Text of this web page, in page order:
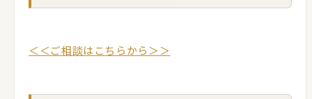
＜＜ご相談はこちらから＞＞